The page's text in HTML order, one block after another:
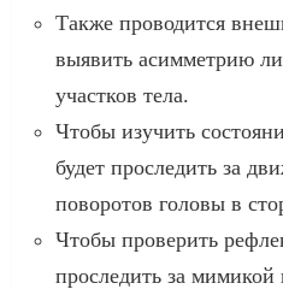
Также проводится
выявить асимметрию
участков тела.
Чтобы изучить
будет проследить за
поворотов головы в
Чтобы проверить
проследить за мимикой